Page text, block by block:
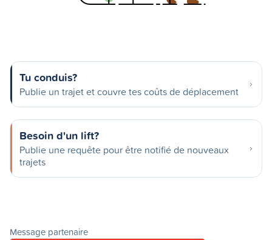
Tu conduis?
Publie un trajet et couvre tes coûts de déplacement
Besoin d'un lift?
Publie une requête pour être notifié de nouveaux
trajets
Message partenaire